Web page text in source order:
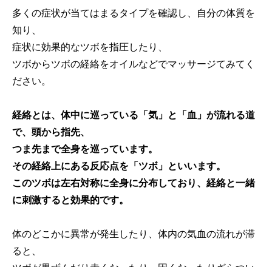
多くの症状が当てはまるタイプを確認し、自分の体質を
知り、
症状に効果的なツボを指圧したり、
ツボからツボの経絡をオイルなどでマッサージてみてく
ださい。
経絡とは、体中に巡っている「気」と「血」が流れる道
で、頭から指先、
つま先まで全身を巡っています。
その経絡上にある反応点を「ツボ」といいます。
このツボは左右対称に全身に分布しており、経絡と一緒
に刺激すると効果的です。
体のどこかに異常が発生したり、体内の気血の流れが滞
ると、